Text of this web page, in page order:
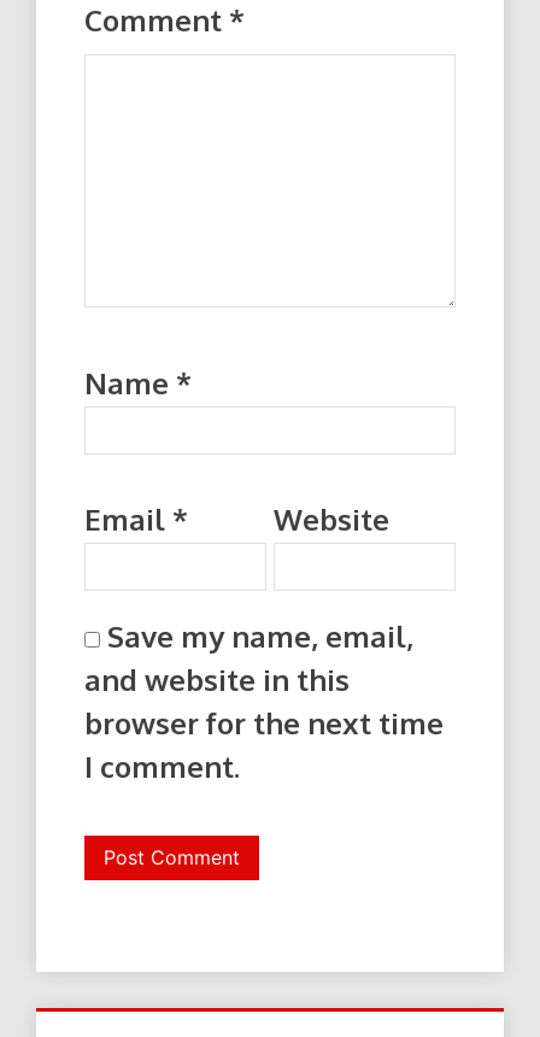
Comment *
Name *
Email * Website
Save my name, email,
and website in this
browser for the next time
I comment.